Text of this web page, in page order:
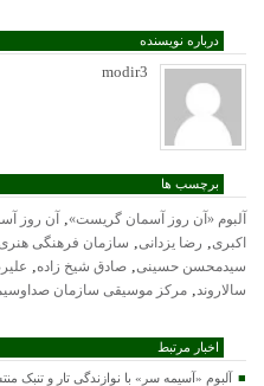
درباره نویسنده
modir3
برچسب ها
آلبوم «آن روز آسمان گریست», آن روز
اکبری, رضا یزدانی, سازمان فرهنگی
سیدمحسن حسینی, صادق شیخ زاده,
سالاروند, مرکز موسیقی سازمان
اخبار مرتبط
آلبوم «آسیمه سر» با نوازندگی تار و تنبک